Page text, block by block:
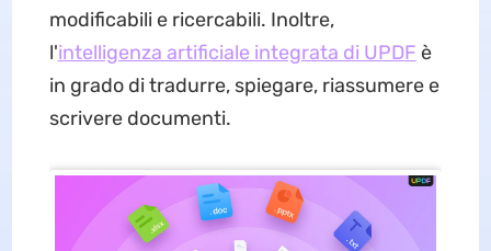
modificabili e ricercabili. Inoltre,
l'intelligenza artificiale integrata di UPDF è
in grado di tradurre, spiegare, riassumere e
scrivere documenti.